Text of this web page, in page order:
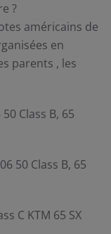
?
américains de
en
parents , les
Class B, 65
50 Class B, 65
C KTM 65 SX